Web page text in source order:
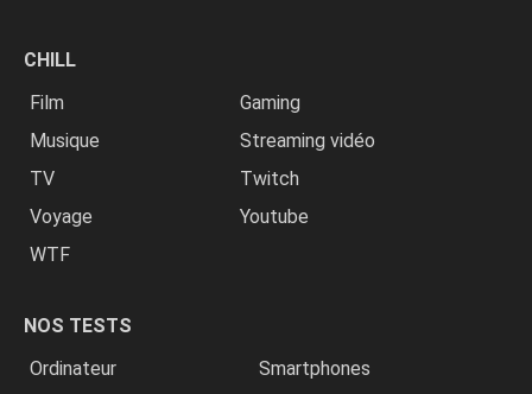
CHILL
Film
Gaming
Musique
Streaming vidéo
TV
Twitch
Voyage
Youtube
WTF
NOS TESTS
Ordinateur
Smartphones